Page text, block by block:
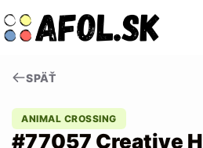
to
content
SPÄŤ
ANIMAL CROSSING
#77057 Creative